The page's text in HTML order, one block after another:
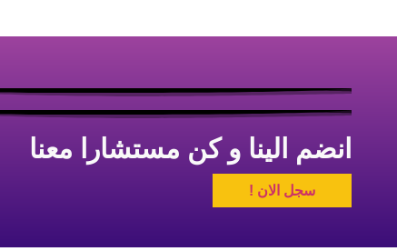
انضم الينا و كن مستشارا معنا
سجل الان !